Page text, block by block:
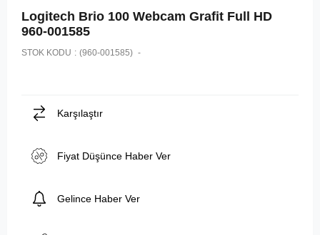
Logitech Brio 100 Webcam Grafit Full HD
960-001585
STOK KODU (960-001585)
Karşılaştır
Fiyat Düşünce Haber Ver
Gelince Haber Ver